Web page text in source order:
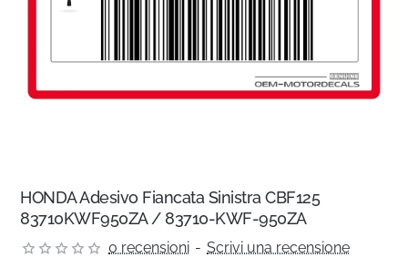
HONDA Adesivo Fiancata Sinistra CBF125
83710KWF950ZA / 83710-KWF-950ZA
0 recensioni - Scrivi una recensione